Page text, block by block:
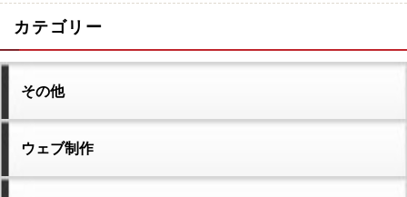
カテゴリー
その他
ウェブ制作